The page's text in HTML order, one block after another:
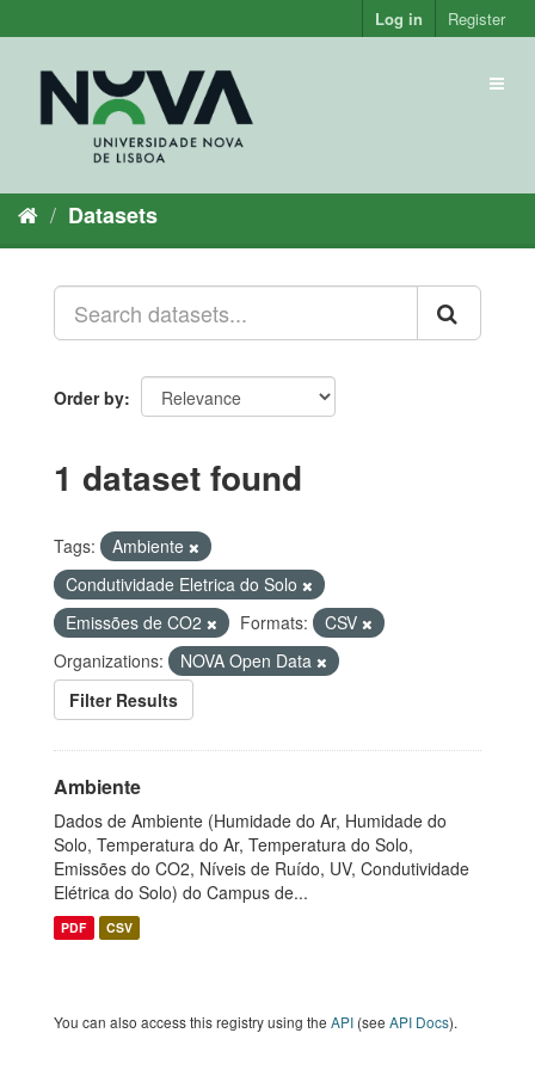
to
Log in Register
Datasets
Order by
1 dataset found
Tags:
Ambiente
Condutividade Eletrica do Solo
Emissões de CO2
Formats:
CSV
Organizations:
NOVA Open Data
Filter Results
Ambiente
Dados de Ambiente (Humidade do Ar, Humidade do
Solo, Temperatura do Ar, Temperatura do Solo,
Emissões do CO2, Níveis de Ruído, UV, Condutividade
Elétrica do Solo) do Campus de...
PDF CSV
You can also access this registry using the API (see API Docs).